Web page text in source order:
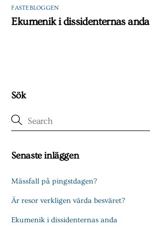
FASTEBLOGGEN
Ekumenik i dissidenternas anda
Sök
Senaste inläggen
Mässfall på pingstdagen?
Är resor verkligen värda besväret?
Ekumenik i dissidenternas anda